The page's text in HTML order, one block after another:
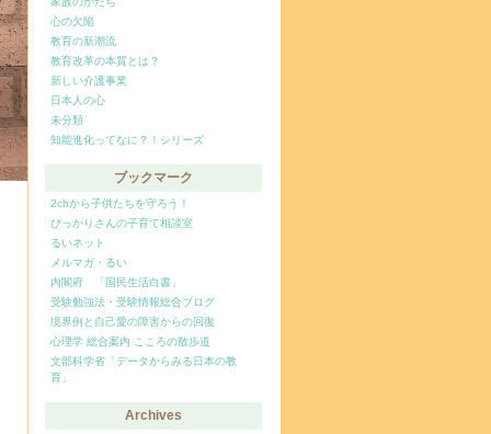
心の欠陥
教育の新潮流
教育改革の本質とは？
新しい介護事業
日本人の心
未分類
知能進化ってなに？！シリーズ
ブックマーク
2chから子供たちを守ろう！
ぴっかりさんの子育て相談室
るいネット
メルマガ・るい
内閣府 「国民生活白書」
受験勉強法・受験情報総合ブログ
境界例と自己愛の障害からの回復
心理学 総合案内 こころの散歩道
文部科学省「データからみる日本の教
育」
Archives